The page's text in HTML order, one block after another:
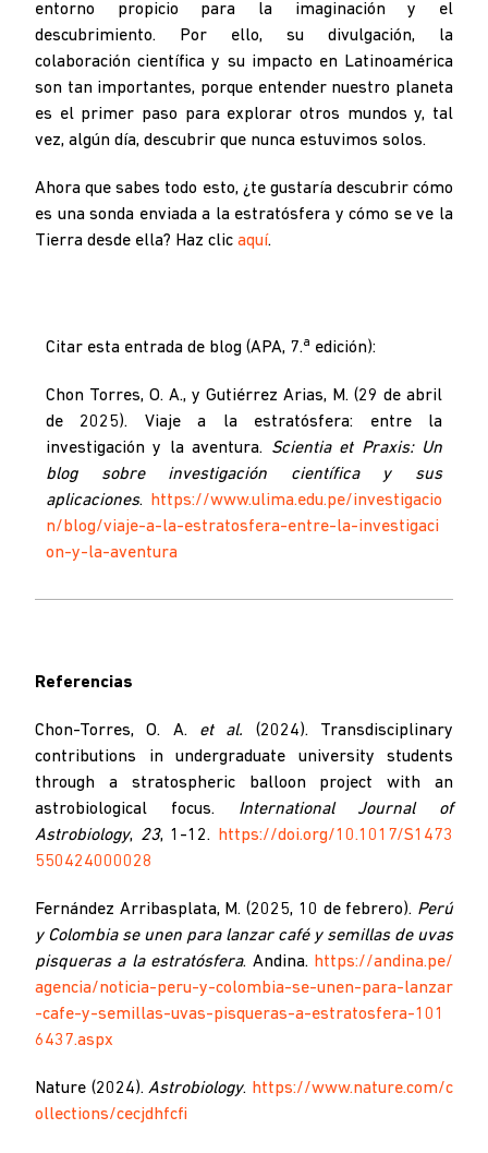
entorno propicio para la imaginación y el
descubrimiento. Por ello, su divulgación, la
colaboración científica y su impacto en Latinoamérica
son tan importantes, porque entender nuestro planeta
es el primer paso para explorar otros mundos y, tal
vez, algún día, descubrir que nunca estuvimos solos.
Ahora que sabes todo esto, ¿te gustaría descubrir cómo
es una sonda enviada a la estratósfera y cómo se ve la
Tierra desde ella? Haz clic aquí.
Citar esta entrada de blog (APA, 7.a edición):
Chon Torres, O. A., y Gutiérrez Arias, M. (29 de abril
de 2025). Viaje a la estratósfera: entre la
investigación y la aventura. Scientia et Praxis: Un
blog sobre investigación científica y sus
aplicaciones.
https://www.ulima.edu.pe/investigacio
n/blog/viaje-a-la-estratosfera-entre-la-investigaci
on-y-la-aventura
Referencias
Chon-Torres, O. A. et al. (2024). Transdisciplinary
contributions in undergraduate university students
through a stratospheric balloon project with an
astrobiological focus. International Journal of
Astrobiology, 23, 1-12.
https://doi.org/10.1017/S1473
550424000028
Fernández Arribasplata, M. (2025, 10 de febrero). Perú
y Colombia se unen para lanzar café y semillas de uvas
pisqueras a la estratósfera. Andina. https://andina.pe/
agencia/noticia-peru-y-colombia-se-unen-para-lanzar
-cafe-y-semillas-uvas-pisqueras-a-estratosfera-101
6437.aspx
Nature (2024).Astrobiology. https://www.nature.com/c
ollections/cecjdhfcfi